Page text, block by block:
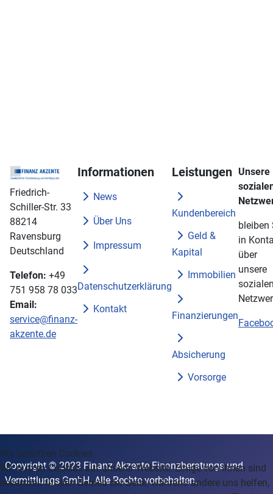
Friedrich-
Schiller-Str. 33
88214
Ravensburg
Deutschland
Telefon: +49
751 958 78 033
Email:
service@finanz-
akzente.de
Informationen
News
Über Uns
Impressum
Datenschutzerklärung
Kontakt
Leistungen
Kundenbereich
Geld &
Kapital
Immobilien
Finanzierungen
Absicherung
Vorsorge
Unsere
bleiben
in
über
unsere
Copyright © 2023 Finanz Akzente Finanzberatungs und
Vermittlungs GmbH. Alle Rechte vorbehalten.
Wir benutzen Cookies
Wir nutzen Cookies auf unserer Website. Einige von ihnen sind
essenziell für den Betrieb der Seite, während andere uns helfen,